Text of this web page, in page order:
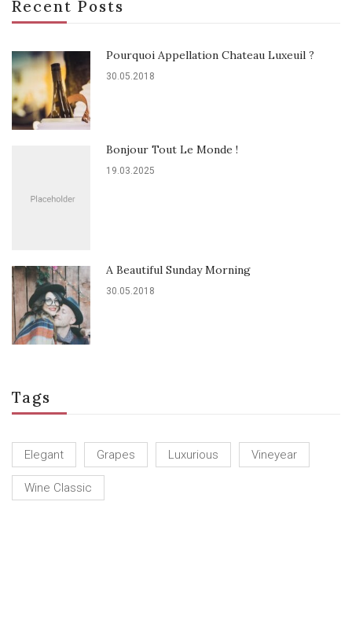
Recent Posts
Pourquoi Appellation Chateau Luxeuil ?
30.05.2018
Bonjour Tout Le Monde !
19.03.2025
A Beautiful Sunday Morning
30.05.2018
Tags
Elegant Grapes Luxurious Vineyear
Wine Classic